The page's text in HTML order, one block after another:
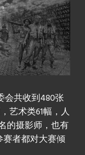
会共收到480张
艺术类61幅，人
的摄影师，也有
者都对大赛倾